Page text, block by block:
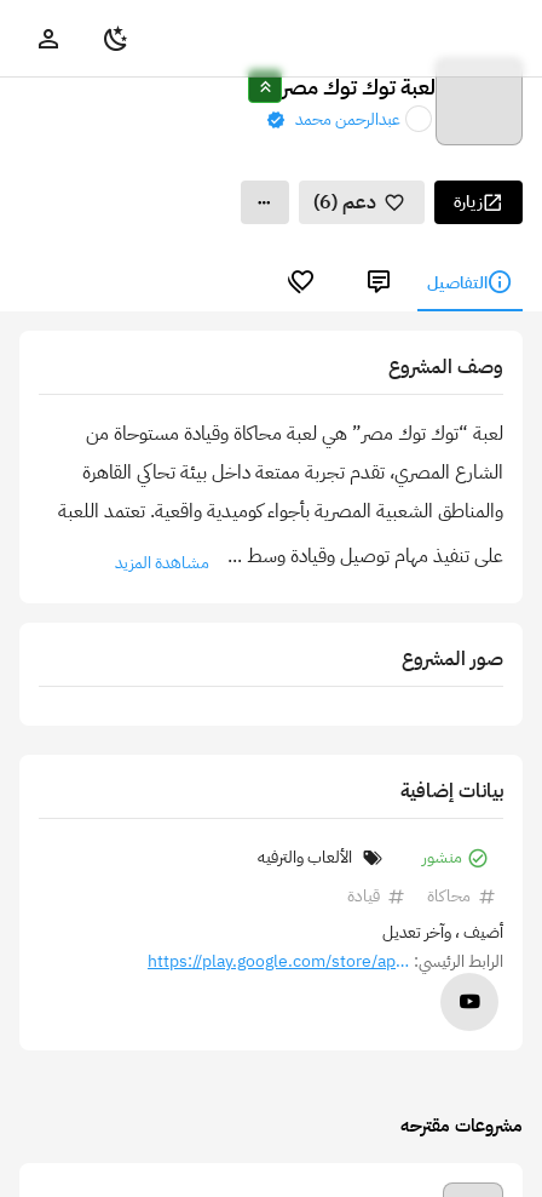
لعبة توك توك مصر
عبدالرحمن محمد
زيارة دعم (6)
التفاصيل
وصف المشروع
لعبة “توك توك مصر” هي لعبة محاكاة وقيادة مستوحاة من
الشارع المصري، تقدم تجربة ممتعة داخل بيئة تحاكي القاهرة
والمناطق الشعبية المصرية بأجواء كوميدية واقعية. تعتمد اللعبة
على تنفيذ مهام توصيل وقيادة وسط ... مشاهدة المزيد
صور المشروع
بيانات إضافية
منشور
الألعاب والترفيه
محاكاة
قيادة
أضيف، وآخر تعديل
الرابط الرئيسي: https://play.google.com/store/apps/details?id=com.ypg.egypttuktuk
مشروعات مقترحه